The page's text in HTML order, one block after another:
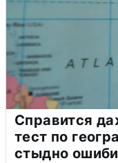
Справится
тест по
стыдно